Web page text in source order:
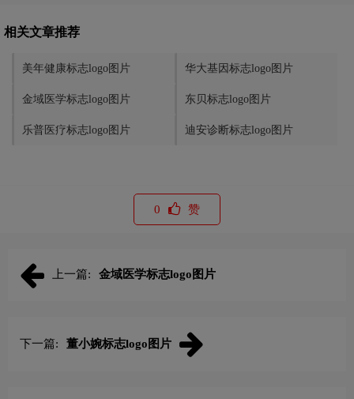
相关文章推荐
美年健康标志logo图片 华大基因标志logo图片
金域医学标志logo图片 东贝标志logo图片
乐普医疗标志logo图片 迪安诊断标志logo图片
0 赞
上一篇: 金域医学标志logo图片
下一篇: 董小婉标志logo图片